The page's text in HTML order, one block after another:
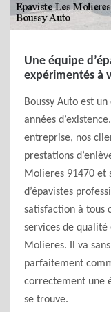
Une équipe
expérimentés à
Boussy Auto est
années
entreprise, nos
prestations
Molieres 91470 et
d’épavistes
satisfaction à tous
services de qualité
Molieres. Il va
parfaitement
correctement une
se trouve.